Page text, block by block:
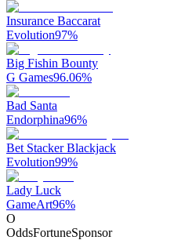
Insurance Baccarat
Evolution97%
Big Fishin Bounty
G Games96.06%
Bad Santa
Endorphina96%
Bet Stacker Blackjack
Evolution99%
Lady Luck
GameArt96%
O
OddsFortuneSponsor